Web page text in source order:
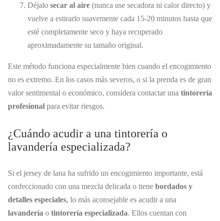
Déjalo secar al aire (nunca use secadora ni calor directo) y
vuelve a estirarlo suavemente cada 15-20 minutos hasta que
esté completamente seco y haya recuperado
aproximadamente su tamaño original.
Este método funciona especialmente bien cuando el encogimiento
no es extremo. En los casos más severos, o si la prenda es de gran
valor sentimental o económico, considera contactar una tintorería
profesional para evitar riesgos.
¿Cuándo acudir a una tintorería o
lavandería especializada?
Si el jersey de lana ha sufrido un encogimiento importante, está
confeccionado con una mezcla delicada o tiene bordados y
detalles especiales, lo más aconsejable es acudir a una
lavandería o tintorería especializada. Ellos cuentan con